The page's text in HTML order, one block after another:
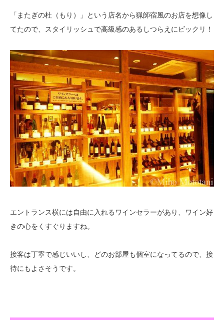
「またぎの杜（もり）」という店名から猟師宿風のお店を想像し
てたので、スタイリッシュで高級感のあるしつらえにビックリ！
エントランス横には自由に入れるワインセラーがあり、ワイン好
きの心をくすぐりますね。
接客は丁寧で感じいいし、どのお部屋も個室になってるので、接
待にもよさそうです。